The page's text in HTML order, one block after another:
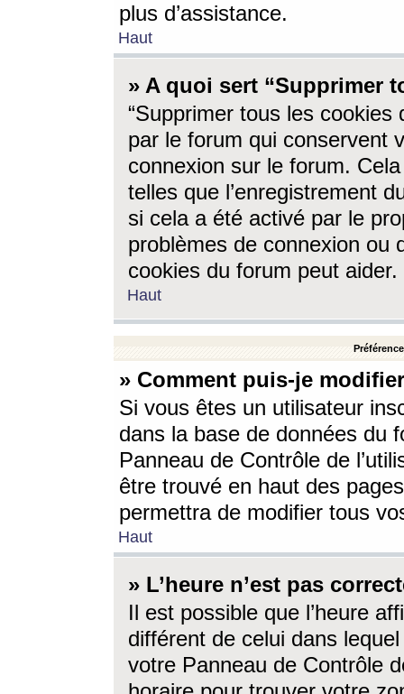
plus d’assistance.
Haut
» A quoi sert “Supprimer
“Supprimer tous les cookies
par le forum qui conservent
connexion sur le forum.
telles que l’enregistrement
si cela a été activé par le
problèmes de connexion ou
cookies du forum peut aider.
Haut
» Comment puis-je
Si vous êtes un utilisateur
dans la base de données du
Panneau de Contrôle de
être trouvé en haut des
permettra de modifier tous
Haut
» L’heure n’est pas
Il est possible que l’heure
différent de celui dans
votre Panneau de Contrôle